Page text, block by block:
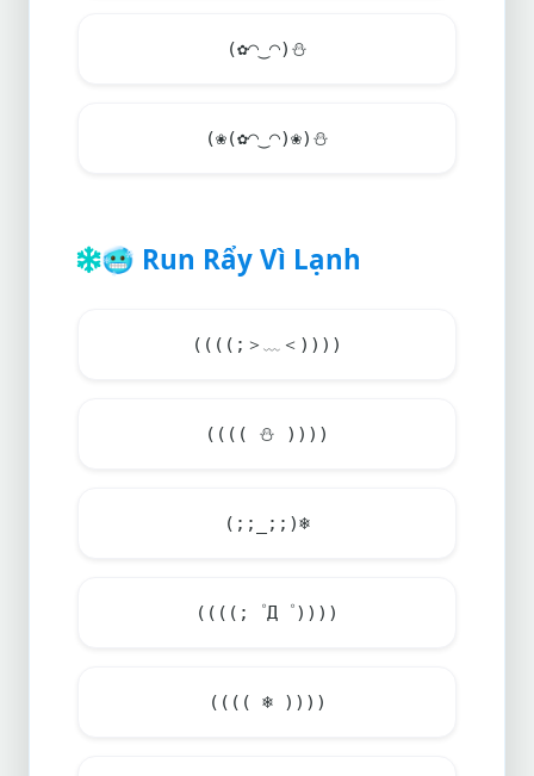
(✿◠‿◠) ⛄
(❀(✿◠‿◠)❀) ⛄
🥶 Run Rẩy Vì Lạnh
((((;＞﹏＜))))
(((( ⛄ ))))
(;;_;;)❄️
((((;゜Д゜))))
(((( ❄))))